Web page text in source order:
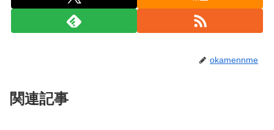
okamennme
関連記事